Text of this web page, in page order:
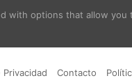
with options that allow you
Privacidad Contacto